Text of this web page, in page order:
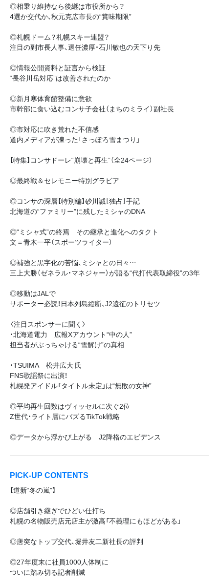
◎相乗り維持なら後継は市役所から？
4選か交代か、秋元克広市長の“賞味期限”
◎札幌ドーム？札幌スキー連盟？
注目の副市長人事、退任濃厚・石川敏也の天下り先
◎情報公開資料と証言から検証
“長谷川岳対応”は改善されたのか
◎新月寒体育館整備に意欲
市幹部に食い込むコンサ子会社（まちのミライ）副社長
◎市対応に吹き荒れた不信感
道内メディアが凍った「さっぽろ雪まつり」
【特集】コンサドーレ“崩壊と再生”（全24ページ）
◎最終戦＆セレモニー特別グラビア
◎コンサの深層【特別編】砂川誠［独占］手記
北海道の“ファミリー”に残したミシャのDNA
◎“ミシャ式”の終焉 その継承と進化へのタクト
文＝青木一平（スポーツライター）
◎補強と黒字化の苦悩、ミシャとの日々…
三上大勝（ゼネラル・マネジャー）が語る“代打代表取締役”の3年
◎移動はJALで
サポーター必読！日本列島縦断、J2遠征のトリセツ
〈注目スポンサーに聞く〉
・北海道電力 広報Xアカウント“中の人”
担当者がぶっちゃける“雪解け”の真相
・TSUIMA 松井広大 氏
FNS歌謡祭に出演！
札幌発アイドル「タイトル未定」は“無敗の女神”
◎平均再生回数はヴィッセルに次ぐ2位
Z世代・ライト層にバズるTikTok戦略
◎データから浮かび上がる J2降格のエビデンス
PICK-UP CONTENTS
【道新“冬の嵐”】
◎店舗引き継ぎでひどい仕打ち
札幌の名物販売店元店主が激高「不義理にもほどがある」
◎唐突なトップ交代、堀井友二新社長の評判
◎27年度末に社員1000人体制に
ついに踏み切る記者削減